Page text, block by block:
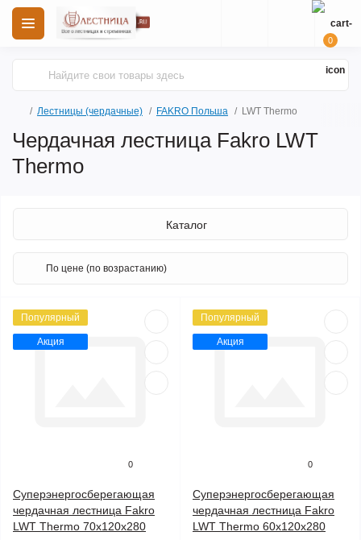
0
Лестницы (чердачные) FAKRO Польша LWT Thermo
Чердачная лестница Fakro LWT
Thermo
Каталог
Популярный
Акция
0
Суперэнергосберегающая
чердачная лестница Fakro
LWT Thermo 70x120x280
Популярный
Акция
0
Суперэнергосберегающая
чердачная лестница Fakro
LWT Thermo 60x120x280